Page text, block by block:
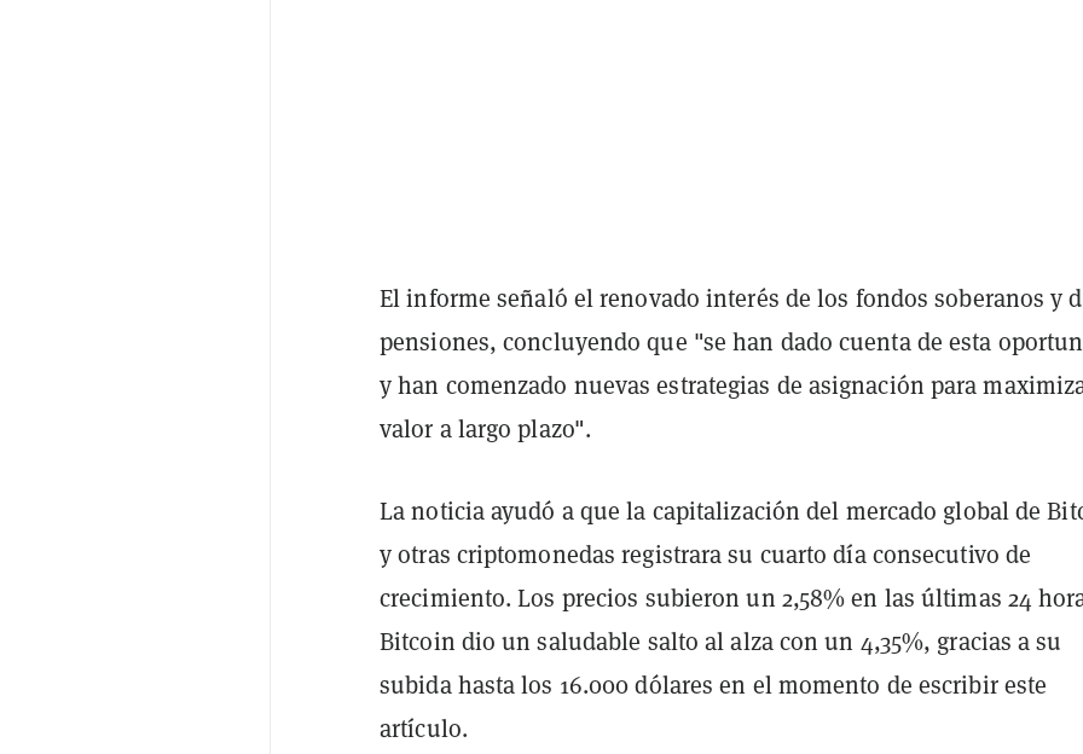
El informe señaló el renovado interés de los fondos soberanos y
pensiones, concluyendo que "se han dado cuenta de esta
y han comenzado nuevas estrategias de asignación para
valor a largo plazo".
La noticia ayudó a que la capitalización del mercado global de
y otras criptomonedas registrara su cuarto día consecutivo de
crecimiento. Los precios subieron un 2,58% en las últimas 24
Bitcoin dio un saludable salto al alza con un 4,35%, gracias a su
subida hasta los 16.000 dólares en el momento de escribir este
artículo.